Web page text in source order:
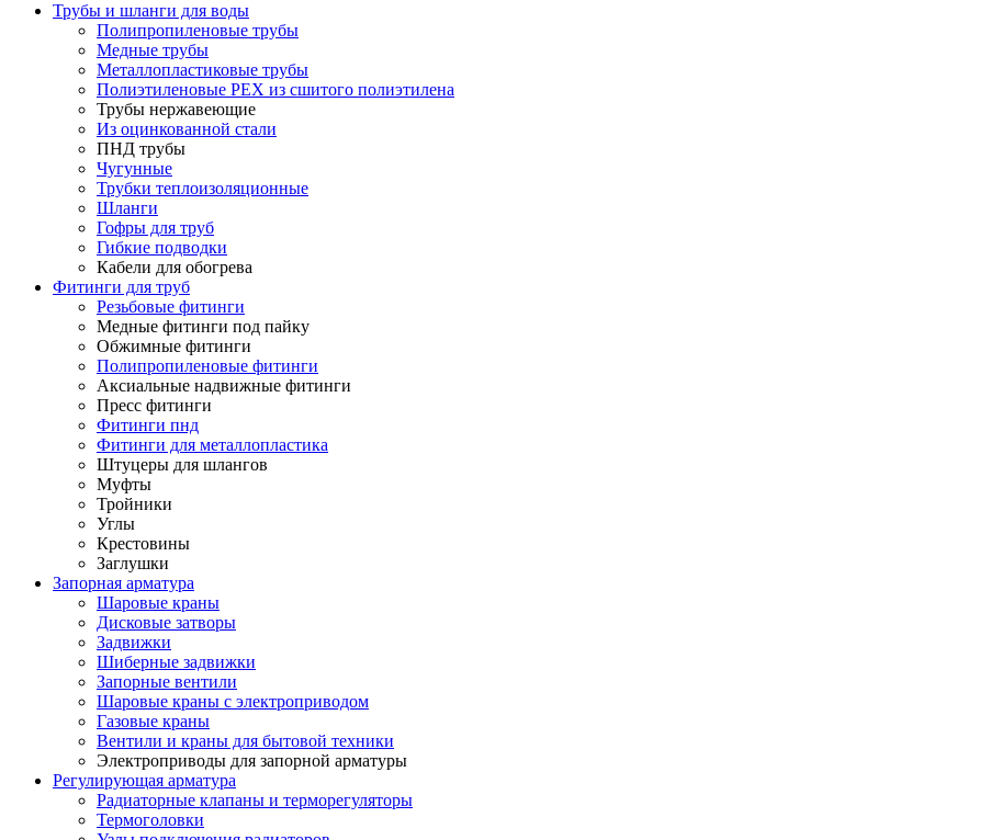
Трубы и шланги для воды
Полипропиленовые трубы
Медные трубы
Металлопластиковые трубы
Полиэтиленовые PEX из сшитого полиэтилена
Трубы нержавеющие
Из оцинкованной стали
ПНД трубы
Чугунные
Трубки теплоизоляционные
Шланги
Гофры для труб
Гибкие подводки
Кабели для обогрева
Фитинги для труб
Резьбовые фитинги
Медные фитинги под пайку
Обжимные фитинги
Полипропиленовые фитинги
Аксиальные надвижные фитинги
Пресс фитинги
Фитинги пнд
Фитинги для металлопластика
Штуцеры для шлангов
Муфты
Тройники
Углы
Крестовины
Заглушки
Запорная арматура
Шаровые краны
Дисковые затворы
Задвижки
Шиберные задвижки
Запорные вентили
Шаровые краны с электроприводом
Газовые краны
Вентили и краны для бытовой техники
Электроприводы для запорной арматуры
Регулирующая арматура
Радиаторные клапаны и терморегуляторы
Термоголовки